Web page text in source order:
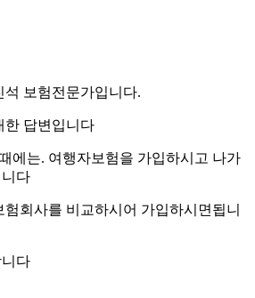
석 보험전문가입니다.
한 답변입니다
에는. 여행자보험을 가입하시고 나가
다
험회사를 비교하시어 가입하시면됩니
다